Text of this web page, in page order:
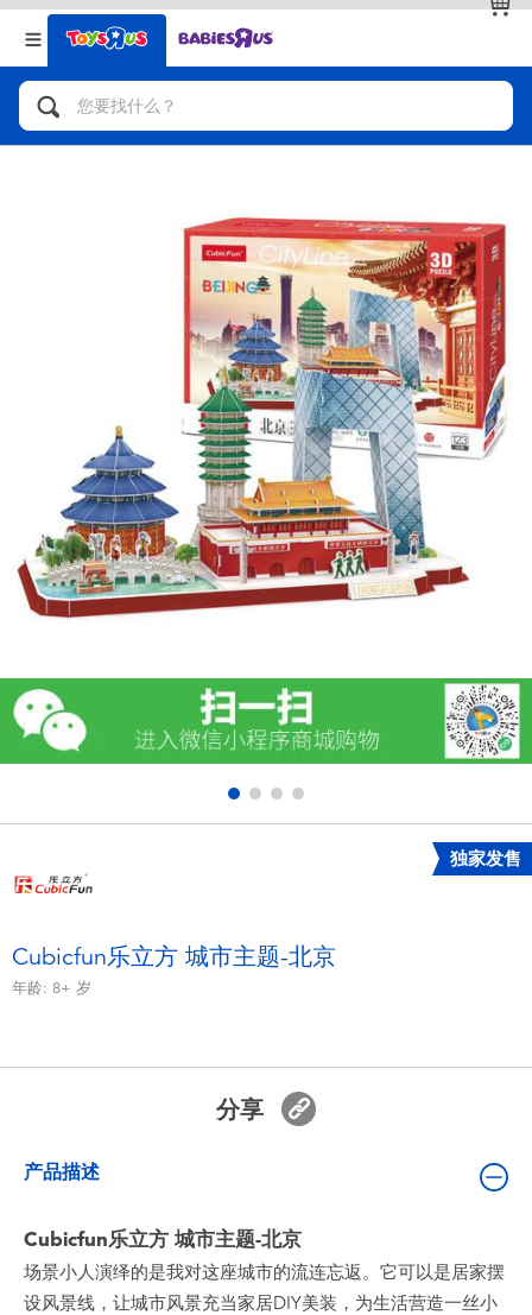
返回
分类目录
人气英雄，角色扮演，射击玩具
拼砌组合及乐高LEGO
玩具车，货车，火车及遥控系列
手工艺，文具，蜡笔，泥胶，画板
娃娃，芭比，收藏公仔
电子玩具
游戏及拼图系列
益智学习玩具
户外及运动产品
模仿，化妆及造型系列
毛绒公仔玩具
玩具促销
返回
品牌
查看全部
独家发售
Cubicfun乐立方 城市主题-北京
年龄: 8+ 岁
分享
产品描述
Cubicfun乐立方 城市主题-北京
场景小人演绎的是我对这座城市的流连忘返。它可以是居家摆
设风景线，让城市风景充当家居DIY美装，为生活营造一丝小